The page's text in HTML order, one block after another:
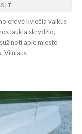
erdvė kviečia vaikus
laukia skrydžio,
apie miesto
Vilniaus